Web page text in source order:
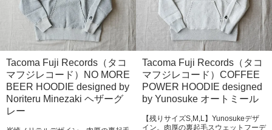
Tacoma Fuji Records（タコ
マフジレコード）NO MORE
BEER HOODIE designed by
Noriteru Minezaki ヘザーグ
レー
Tacoma Fuji Records（タコ
マフジレコード）COFFEE
POWER HOODIE designed
by Yunosuke オートミール
【残りサイズS,M,L】Yunosukeデザ
イン。肉厚の裏起毛スウェットフーデ